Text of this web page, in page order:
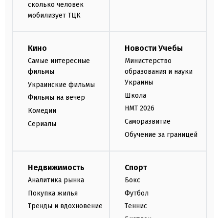
сколько человек
мобилизует ТЦК
Кино
Самые интересные
фильмы
Украинские фильмы
Фильмы на вечер
Комедии
Сериалы
Новости Учебы
Министерство
образования и науки
Украины
Школа
НМТ 2026
Саморазвитие
Обучение за границей
Недвижимость
Аналитика рынка
Покупка жилья
Тренды и вдохновение
Спорт
Бокс
Футбол
Теннис